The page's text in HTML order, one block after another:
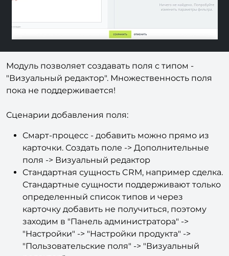
Модуль позволяет создавать поля с типом -
"Визуальный редактор". Множественность поля
пока не поддерживается!
Сценарии добавления поля:
Смарт-процесс - добавить можно прямо из
карточки. Создать поле -> Дополнительные
поля -> Визуальный редактор
Стандартная сущность CRM, например сделка.
Стандартные сущности поддерживают только
определенный список типов и через
карточку добавить не получиться, поэтому
заходим в "Панель администратора" ->
"Настройки" -> "Настройки продукта" ->
"Пользовательские поля" -> "Визуальный